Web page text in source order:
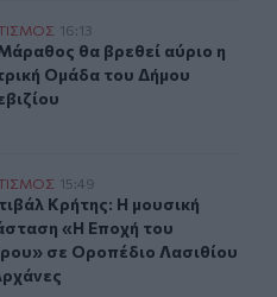
η Θεατρική Ομάδα του
16:13
θα βρεθεί αύριο η
θα βρεθεί αύριο η
Ομάδα του Δήμου
παράσταση «Η Εποχή
15:49
Κρήτης: Η μουσική
Κρήτης: Η μουσική
«Η Εποχή του
σε Οροπέδιο Λασιθίου